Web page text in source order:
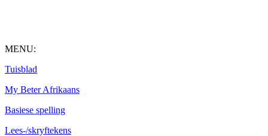
MENU:
Tuisblad
My Beter Afrikaans
Basiese spelling
Lees-/skryftekens